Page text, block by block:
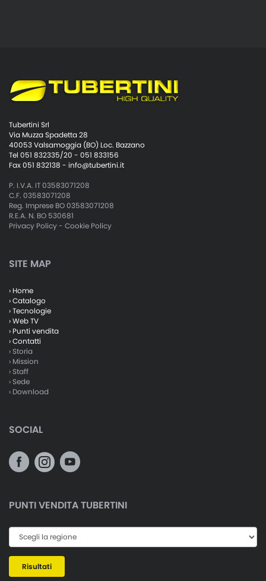
Tubertini Srl
Via Muzza Spadetta 28
40053 Valsamoggia (BO) Loc. Bazzano
Tel 051 832335/20 - 051 833156
Fax 051 832138 - info@tubertini.it
P. I.V.A. IT 03583071208
C.F. 03583071208
Reg. Imprese BO 03583071208
R.E.A. N. BO 530681
Privacy Policy- Cookie Policy
SITE MAP
› Home
› Catalogo
› Tecnologie
› Web TV
› Punti vendita
› Contatti
› Storia
› Mission
› Staff
› Sede
› Download
SOCIAL
PUNTI VENDITA TUBERTINI
Risultati